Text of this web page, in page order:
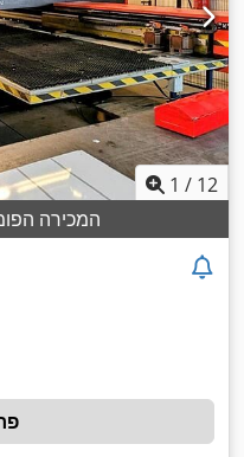
1 / 12
המכירה